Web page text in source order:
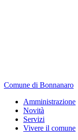
Comune di Bonnanaro
Amministrazione
Novità
Servizi
Vivere il comune